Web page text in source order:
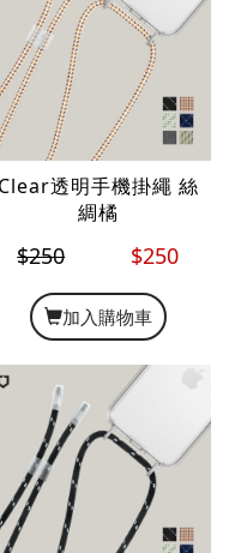
Clear透明手機掛繩 絲
綢橘
$250 $250
加入購物車